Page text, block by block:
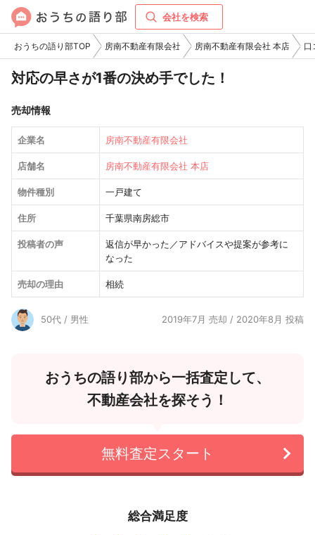
会社を検索
おうちの語り部TOP 房南不動産有限会社 房南不動産有限会社 本店 口
対応の早さが1番の決め手でした！
売却情報
企業名 房南不動産有限会社
店舗名 房南不動産有限会社 本店
物件種別 一戸建て
住所 千葉県南房総市
投稿者の声
返信が早かった／アドバイスや提案が参考に
なった
売却の理由 相続
50代 / 男性 2019年7月 売却 / 2020年8月 投稿
おうちの語り部から一括査定して、
不動産会社を探そう！
無料査定スタート
総合満足度